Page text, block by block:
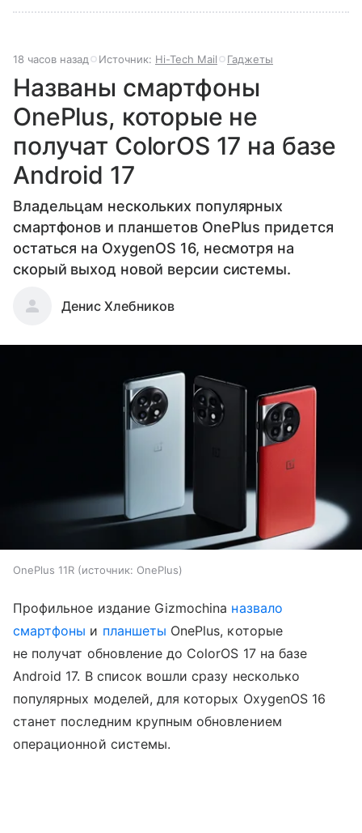
18 часов назад Источник: Hi-Tech Mail Гаджеты
Названы смартфоны
OnePlus, которые не
получат ColorOS 17 на базе
Android 17
Владельцам нескольких популярных
смартфонов и планшетов OnePlus придется
остаться на OxygenOS 16, несмотря на
скорый выход новой версии системы.
Денис Хлебников
OnePlus 11R источник: OnePlus
Профильное издание Gizmochina назвало
смартфоны и планшеты OnePlus, которые
не получат обновление до ColorOS 17 на базе
Android 17. В список вошли сразу несколько
популярных моделей, для которых OxygenOS 16
станет последним крупным обновлением
операционной системы.